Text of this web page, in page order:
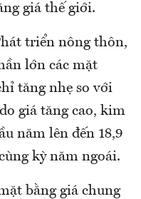
giá thế giới.
triển nông thôn,
lớn các mặt
tăng nhẹ so với
giá tăng cao, kim
năm lên đến 18,9
kỳ năm ngoái.
bằng giá chung